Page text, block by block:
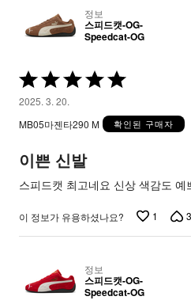
정보
스피드캣-OG-
Speedcat-OG
5
중
가
2025. 3. 20.
MB05마젠타290 M
확인된 구매자
이쁜 신발
스피드캣 최고네요 신상 색감도 예
이 정보가 유용하셨나요? 1 3
정보
스피드캣-OG-
Speedcat-OG